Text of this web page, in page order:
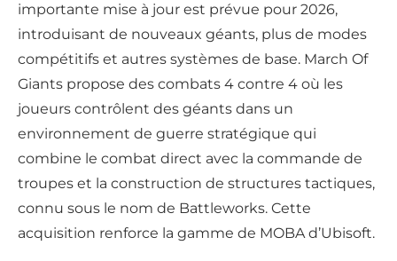
importante mise à jour est prévue pour 2026,
introduisant de nouveaux géants, plus de modes
compétitifs et autres systèmes de base. March Of
Giants propose des combats 4 contre 4 où les
joueurs contrôlent des géants dans un
environnement de guerre stratégique qui
combine le combat direct avec la commande de
troupes et la construction de structures tactiques,
connu sous le nom de Battleworks. Cette
acquisition renforce la gamme de MOBA d’Ubisoft.